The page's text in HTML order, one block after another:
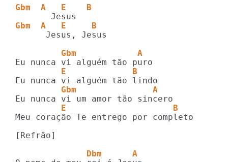
Gbm  A   E    B
Gbm  A   E     B
      Jesus, Jesus
         Gbm            A
         E             B
         Gbm               A
         E                     B
Meu coração Te entrego por completo
[Refrão]
              Dbm      A